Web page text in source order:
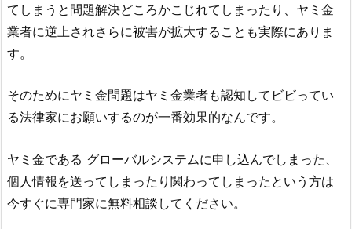
てしまうと問題解決どころかこじれてしまったり、ヤミ金
業者に逆上されさらに被害が拡大することも実際にありま
す。
そのためにヤミ金問題はヤミ金業者も認知してビビってい
る法律家にお願いするのが一番効果的なんです。
ヤミ金である グローバルシステムに申し込んでしまった、
個人情報を送ってしまったり関わってしまったという方は
今すぐに専門家に無料相談してください。